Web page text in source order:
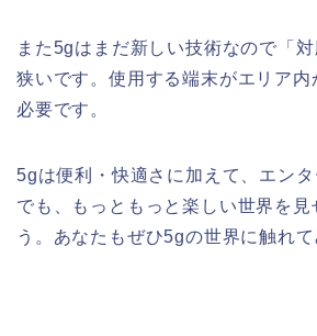
また5gはまだ新しい技術なので「
狭いです。使用する端末がエリア内
必要です。
5gは便利・快適さに加えて、エン
でも、もっともっと楽しい世界を見
う。あなたもぜひ5gの世界に触れて